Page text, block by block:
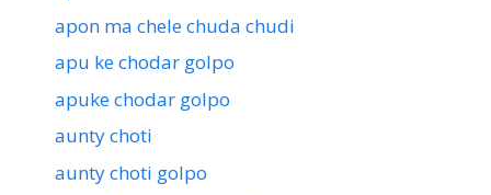
apon ma chele chuda chudi
apu ke chodar golpo
apuke chodar golpo
aunty choti
aunty choti golpo